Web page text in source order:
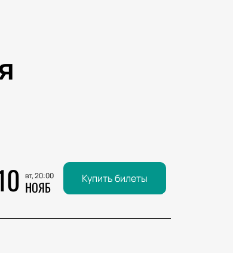
вт, 20:00
НОЯБ Купить билеты